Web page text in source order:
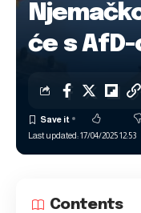
će s AfD-
Last updated: 17/04/2025 12:53
Contents